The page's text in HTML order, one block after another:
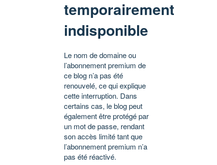
temporairement
indisponible
Le nom de domaine ou
l’abonnement premium de
ce blog n’a pas été
renouvelé, ce qui explique
cette interruption. Dans
certains cas, le blog peut
également être protégé par
un mot de passe, rendant
son accès limité tant que
l’abonnement premium n’a
pas été réactivé.